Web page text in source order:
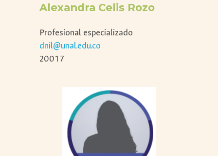
Alexandra Celis Rozo
Profesional especializado
dnil@unal.edu.co
20017